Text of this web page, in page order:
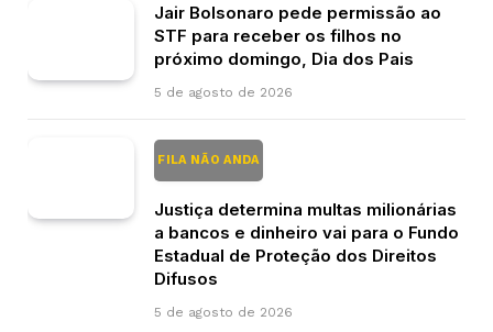
Jair Bolsonaro pede permissão ao
STF para receber os filhos no
próximo domingo, Dia dos Pais
5 de agosto de 2026
FILA NÃO ANDA
Justiça determina multas milionárias
a bancos e dinheiro vai para o Fundo
Estadual de Proteção dos Direitos
Difusos
5 de agosto de 2026